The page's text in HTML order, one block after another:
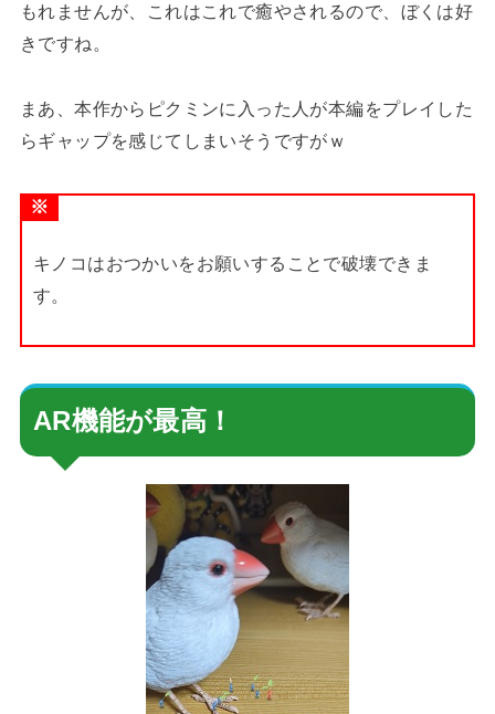
もれませんが、これはこれで癒やされるので、ぼくは好
きですね。
まあ、本作からピクミンに入った人が本編をプレイした
らギャップを感じてしまいそうですがｗ
※
キノコはおつかいをお願いすることで破壊できま
す。
AR機能が最高！